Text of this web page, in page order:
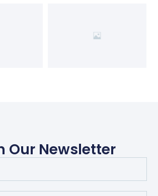
Our Newsletter